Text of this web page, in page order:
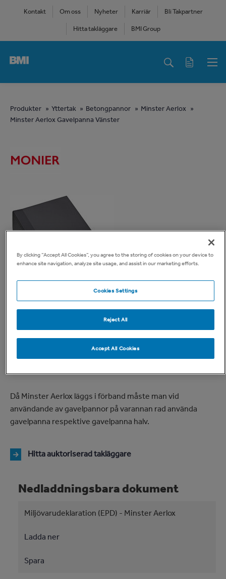
content
Kontakt Om oss Nyheter Karriär Bli Takpartner
Hitta takläggare BMI Group
navigation
You
Produkter Yttertak Betongpannor
Minster Aerlox
Minster Aerlox Gavelpanna Vänster
Minster Aerlox Gavelpanna
Då Minster Aerlox läggs i förband måste man vid
användande av gavelpannor på varannan rad använda
gavelpanna respektive gavelpanna halv.
Hitta auktoriserad takläggare
Nedladdningsbara dokument
Miljövarudeklaration (EPD) - Minster Aerlox
Ladda ner
Spara
By clicking “Accept All Cookies”, you agree to the storing of cookies on your device to
enhance site navigation, analyze site usage, and assist in our marketing efforts.
Cookies Settings
Reject All
Accept All Cookies